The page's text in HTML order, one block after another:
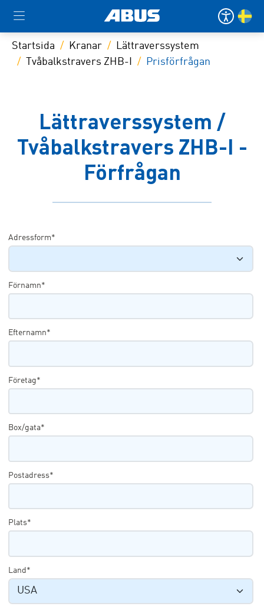
Startsida Kranar
Lättraverssystem
Tvåbalkstravers ZHB-I
Prisförfrågan
Lättraverssystem /
Tvåbalkstravers ZHB-I -
Förfrågan
Adressform*
Förnamn*
Efternamn*
Företag*
Box/gata*
Postadress*
Plats*
Land*